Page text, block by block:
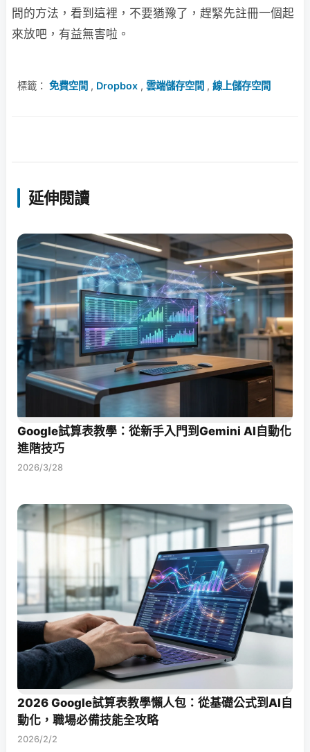
間的方法，看到這裡，不要猶豫了，趕緊先註冊一個起
來放吧，有益無害啦。
標籤： 免費空間 , Dropbox , 雲端儲存空間 , 線上儲存空間
延伸閱讀
Google試算表教學：從新手入門到Gemini AI自動化
進階技巧
2026/3/28
2026 Google試算表教學懶人包：從基礎公式到AI自
動化，職場必備技能全攻略
2026/2/2